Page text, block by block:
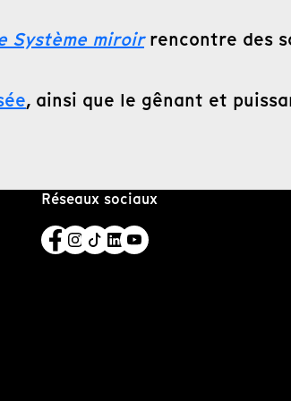
Système miroir rencontre des
, ainsi que le gênant et
Réseaux sociaux